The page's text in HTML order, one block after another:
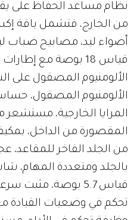
نظام مساعد الحفاظ على
من الخارج، فتشمل باقة
أضواء ليد، مصابيح ضباب
الألومنيوم المصقول
الألومنيوم المصقول،
المرايا الخارجية، مستشعر
المقصورة من الداخل،
من الجلد الفاخر للمقاعد،
بالجلد ومتعددة المهام،
قياس 5.7 بوصة،
تحكم في وضعيات القيادة